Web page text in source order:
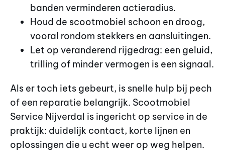
banden verminderen actieradius.
Houd de scootmobiel schoon en droog,
vooral rondom stekkers en aansluitingen.
Let op veranderend rijgedrag: een geluid,
trilling of minder vermogen is een signaal.
Als er toch iets gebeurt, is snelle hulp bij pech
of een reparatie belangrijk. Scootmobiel
Service Nijverdal is ingericht op service in de
praktijk: duidelijk contact, korte lijnen en
oplossingen die u echt weer op weg helpen.